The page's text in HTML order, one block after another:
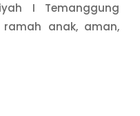
I Temanggung
anak, aman,